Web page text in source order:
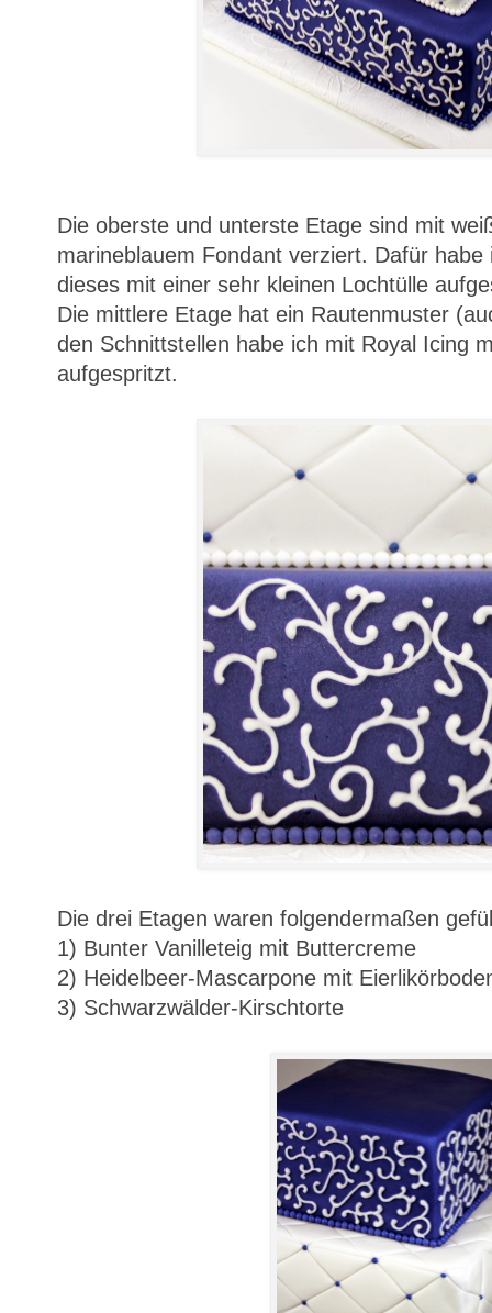
Die oberste und unterste Etage sind mit
marineblauem Fondant verziert. Dafür
dieses mit einer sehr kleinen Lochtülle
Die mittlere Etage hat ein Rautenmuster
den Schnittstellen habe ich mit Royal Icing
aufgespritzt.
Die drei Etagen waren folgendermaßen
1) Bunter Vanilleteig mit Buttercreme
2) Heidelbeer-Mascarpone mit
3) Schwarzwälder-Kirschtorte